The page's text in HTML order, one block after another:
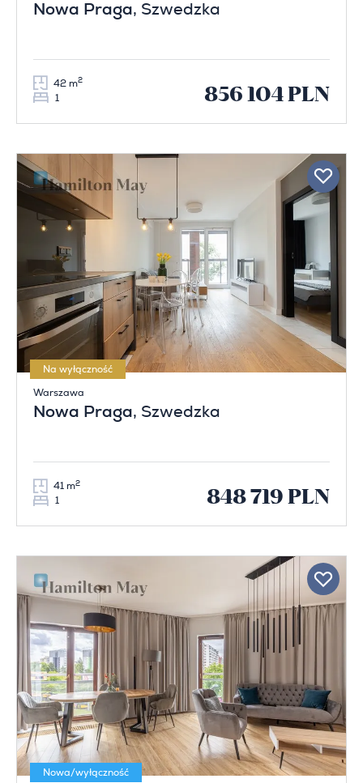
Nowa Praga, Szwedzka
42 m2
1 856 104 PLN
Na wyłączność
Warszawa
Nowa Praga, Szwedzka
41 m2
1 848 719 PLN
Nowa/wyłączność